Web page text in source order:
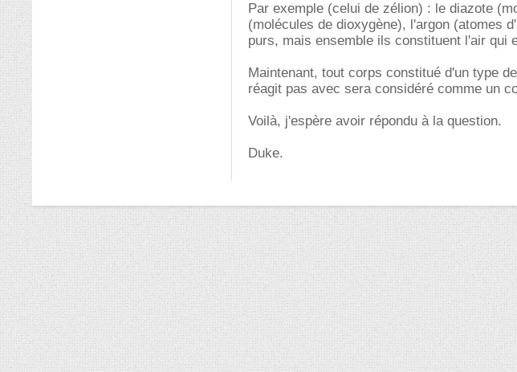
Par exemple (celui de zélion) : le diazote
(molécules de dioxygène), l'argon (atomes
purs, mais ensemble ils constituent l'air qui
Maintenant, tout corps constitué d'un type
réagit pas avec sera considéré comme un
Voilà, j'espère avoir répondu à la question.
Duke.